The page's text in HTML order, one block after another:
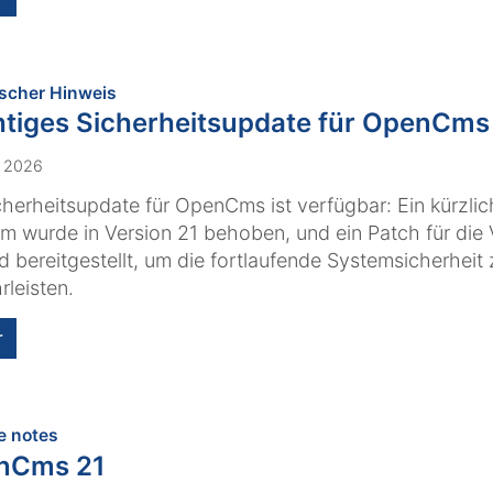
Hinweis:
Sicherheitsupdate für OpenCms
2026
für OpenCms ist verfügbar: Ein
wurde in Version 21 behoben, und ein Patch für die
bereitgestellt, um die fortlaufende Systemsicherheit
notes:
21